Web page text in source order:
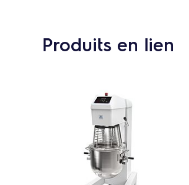
Produits en lien